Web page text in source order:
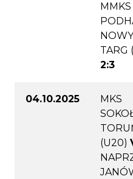
MMKS
NOWY
TARG
2:3
04.10.2025
MKS
(U20)